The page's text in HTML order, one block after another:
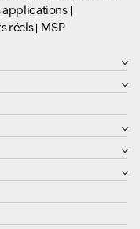
applications
réels
MSP